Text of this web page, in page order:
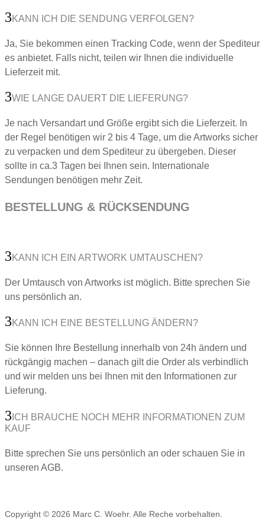
KANN ICH DIE SENDUNG VERFOLGEN?
Ja, Sie bekommen einen Tracking Code, wenn der Spediteur
es anbietet. Falls nicht, teilen wir Ihnen die individuelle
Lieferzeit mit.
WIE LANGE DAUERT DIE LIEFERUNG?
Je nach Versandart und Größe ergibt sich die Lieferzeit. In
der Regel benötigen wir 2 bis 4 Tage, um die Artworks sicher
zu verpacken und dem Spediteur zu übergeben. Dieser
sollte in ca.3 Tagen bei Ihnen sein. Internationale
Sendungen benötigen mehr Zeit.
BESTELLUNG & RÜCKSENDUNG
KANN ICH EIN ARTWORK UMTAUSCHEN?
Der Umtausch von Artworks ist möglich. Bitte sprechen Sie
uns persönlich an.
KANN ICH EINE BESTELLUNG ÄNDERN?
Sie können Ihre Bestellung innerhalb von 24h ändern und
rückgängig machen – danach gilt die Order als verbindlich
und wir melden uns bei Ihnen mit den Informationen zur
Lieferung.
ICH BRAUCHE NOCH MEHR INFORMATIONEN ZUM
KAUF
Bitte sprechen Sie uns persönlich an oder schauen Sie in
unseren AGB.
Copyright © 2026 Marc C. Woehr. Alle Reche vorbehalten.